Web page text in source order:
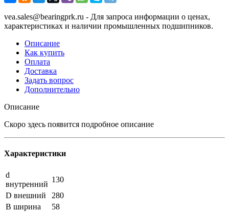
vea.sales@bearingprk.ru - Для запроса информации о ценах,
характеристиках и наличии промышленных подшипников.
Описание
Как купить
Оплата
Доставка
Задать вопрос
Дополнительно
Описание
Скоро здесь появится подробное описание
Характеристики
d
внутренний
130
D внешний
280
B ширина
58